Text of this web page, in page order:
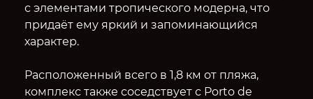
с элементами тропического модерна, что
придаёт ему яркий и запоминающийся
характер.
Расположенный всего в 1,8 км от пляжа,
комплекс также соседствует с Porto de